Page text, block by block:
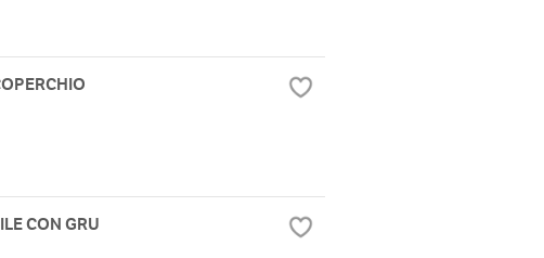
CON GRU